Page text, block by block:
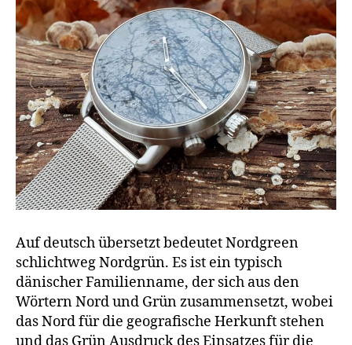
Auf deutsch übersetzt bedeutet Nordgreen
schlichtweg Nordgrün. Es ist ein typisch
dänischer Familienname, der sich aus den
Wörtern Nord und Grün zusammensetzt, wobei
das Nord für die geografische Herkunft stehen
und das Grün Ausdruck des Einsatzes für die